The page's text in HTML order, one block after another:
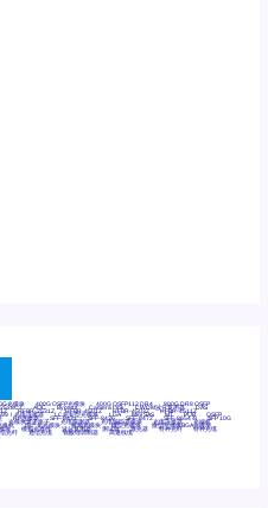
光模块 400G OSFP光模块 400G QSFP112 DR4 800G DR8 OSFP
AOC Bypass Camera Link CWDM波分复用器 DAS
HFBR-2531Z HFBR-4501Z HFBR-4503Z HFBR-4511Z
光电连接器 LC超短型光模块 LGA Mini SAS MT POB QSFP
RP连接器 SFF-8431 SFF-8436 SFF-8472 SFF-8654 4i SFP 10G
光模块笼子座子 光电探测器 光电编码器模块 光电连接器 光端机
换机 国产化光模块 射频光模块 微型光模块 微型可插拔BGA光模块
块 模拟光器件 波分复用器 测试版 激光器 特种光纤 特种光缆
光纤 通信光缆 铌酸锂调制器 高速线缆